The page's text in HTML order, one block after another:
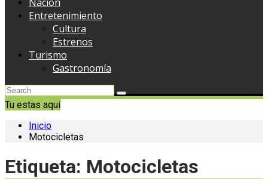
Entretenimiento
Cultura
Estrenos
Turismo
Gastronomía
Tu estas aquí
Inicio
Motocicletas
Etiqueta: Motocicletas